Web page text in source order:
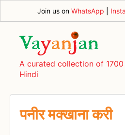
Join us on WhatsApp
A curated collection of
Hindi
पनीर मक्खाना करी